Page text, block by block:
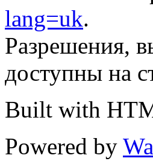
lang=uk.
Разрешения,
доступны на
Built with
Powered by